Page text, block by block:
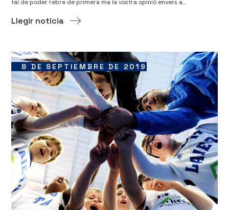
tal de poder rebre de primera ma la vostra opinió envers a...
Llegir notícia
8 DE SEPTIEMBRE DE 2019